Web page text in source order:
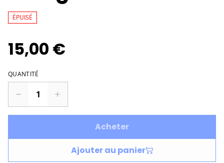
ÉPUISÉ
15,00 €
QUANTITÉ
Acheter
Ajouter au panier